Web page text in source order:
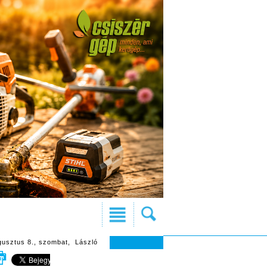
8., szombat, László